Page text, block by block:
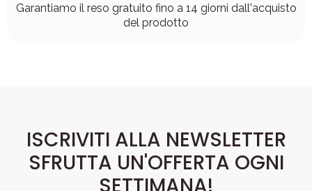
Garantiamo il reso gratuito fino a 14 giorni dall'acquisto
del prodotto
ISCRIVITI ALLA NEWSLETTER
SFRUTTA UN'OFFERTA OGNI